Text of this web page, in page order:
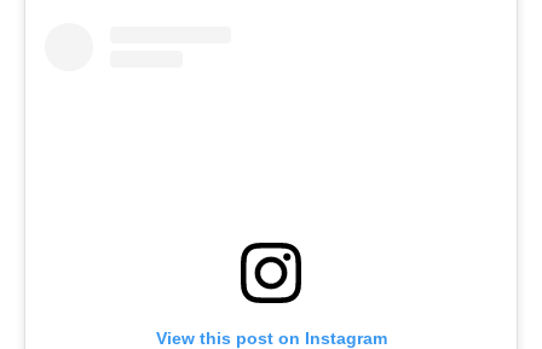
View this post on Instagram